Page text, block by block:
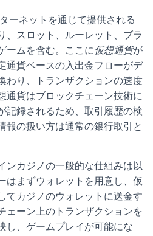
ーネットを通じて提供される
、スロット、ルーレット、ブラ
ームを含む。ここに仮想通貨が
通貨ベースの入出金フローがデ
わり、トランザクションの速度
通貨はブロックチェーン技術に
記録されるため、取引履歴の検
報の扱い方は通常の銀行取引と
ンカジノの一般的な仕組みは以
はまずウォレットを用意し、仮
てカジノのウォレットに送金す
ェーン上のトランザクションを
し、ゲームプレイが可能にな